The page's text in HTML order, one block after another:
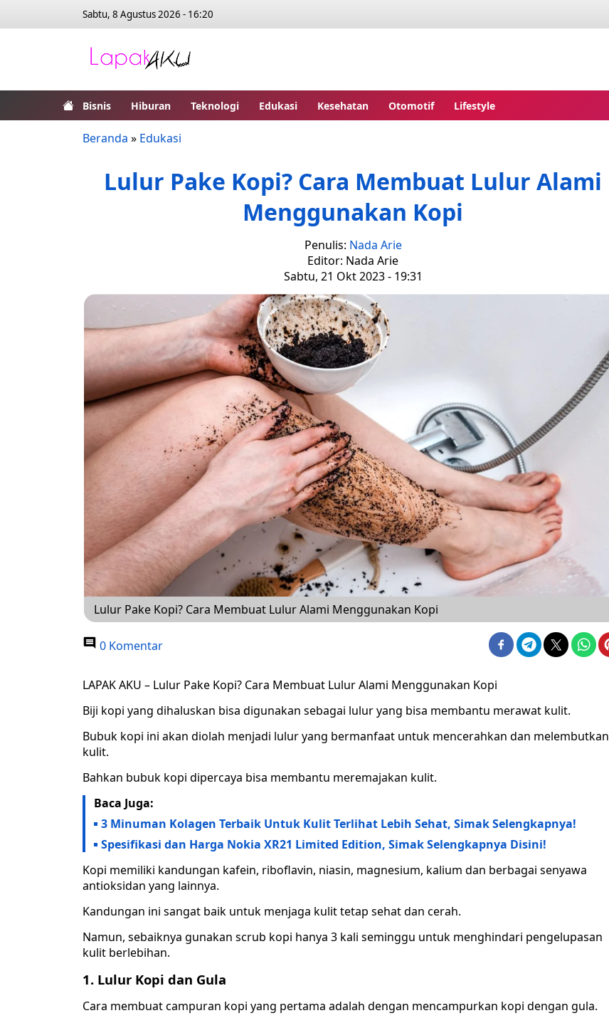
Sabtu, 8 Agustus 2026 - 16:20
Bisnis Hiburan Teknologi Edukasi Kesehatan Otomotif Lifestyle
Beranda » Edukasi
Lulur Pake Kopi? Cara Membuat Lulur Alami
Menggunakan Kopi
Penulis: Nada Arie
Editor: Nada Arie
Sabtu, 21 Okt 2023 - 19:31
Lulur Pake Kopi? Cara Membuat Lulur Alami Menggunakan Kopi
0 Komentar
LAPAK AKU – Lulur Pake Kopi? Cara Membuat Lulur Alami Menggunakan Kopi
Biji kopi yang dihaluskan bisa digunakan sebagai lulur yang bisa membantu merawat kulit.
Bubuk kopi ini akan diolah menjadi lulur yang bermanfaat untuk mencerahkan dan melembutkan
kulit.
Bahkan bubuk kopi dipercaya bisa membantu meremajakan kulit.
Baca Juga:
3 Minuman Kolagen Terbaik Untuk Kulit Terlihat Lebih Sehat, Simak Selengkapnya!
Spesifikasi dan Harga Nokia XR21 Limited Edition, Simak Selengkapnya Disini!
Kopi memiliki kandungan kafein, riboflavin, niasin, magnesium, kalium dan berbagai senyawa
antioksidan yang lainnya.
Kandungan ini sangat baik untuk menjaga kulit tetap sehat dan cerah.
Namun, sebaiknya gunakan scrub kopi hanya 3 kali seminggu untuk menghindari pengelupasan
kulit berlebihan.
1. Lulur Kopi dan Gula
Cara membuat campuran kopi yang pertama adalah dengan mencampurkan kopi dengan gula.